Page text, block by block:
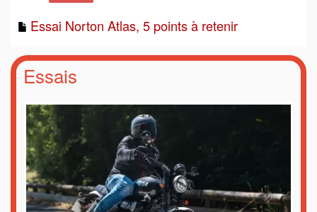
Essai Norton Atlas, 5 points à retenir
Essais